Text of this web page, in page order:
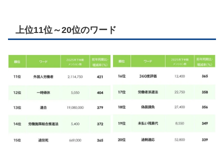
上位11位～20位のワード